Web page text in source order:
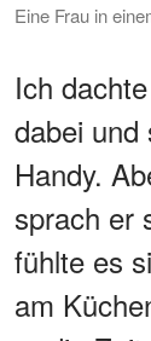
Eine Frau in
Ich
dabei und
Handy.
sprach er
fühlte es
am